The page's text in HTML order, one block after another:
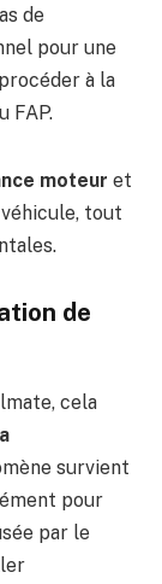
de
pour une
à la
FAP.
moteur et
tout
de
cela
survient
pour
par le